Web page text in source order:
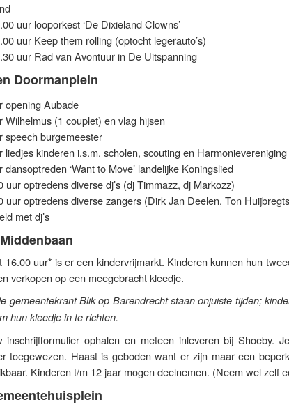
uur looporkest ‘De Dixieland Clowns’
uur Keep them rolling (optocht legerauto’s)
uur Rad van Avontuur in De Uitspanning
Doormanplein
opening Aubade
Wilhelmus (1 couplet) en vlag hijsen
speech burgemeester
liedjes kinderen i.s.m. scholen, scouting en Harmonievereniging
dansoptreden ‘Want to Move’ landelijke Koningslied
uur optredens diverse dj’s (dj Timmazz, dj Markozz)
uur optredens diverse zangers (Dirk Jan Deelen, Ton
met dj’s
16.00 uur* is er een kindervrijmarkt. Kinderen kunnen hun
verkopen op een meegebracht kleedje.
gemeentekrant Blik op Barendrecht staan onjuiste tijden;
hun kleedje in te richten.
inschrijfformulier ophalen en meteen inleveren bij Shoeby.
toegewezen. Haast is geboden want er zijn maar een
Kinderen t/m 12 jaar mogen deelnemen. (Neem wel zelf